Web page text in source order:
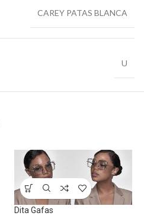
CAREY PATAS BLANCA
U
Dita Gafas